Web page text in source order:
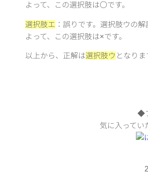
よって、この選択肢は〇です。
選択肢エ ：誤りです。選択肢ウの
よって、この選択肢は×です。
以上から、正解は選択肢ウ となりま
◆
気に入ってい